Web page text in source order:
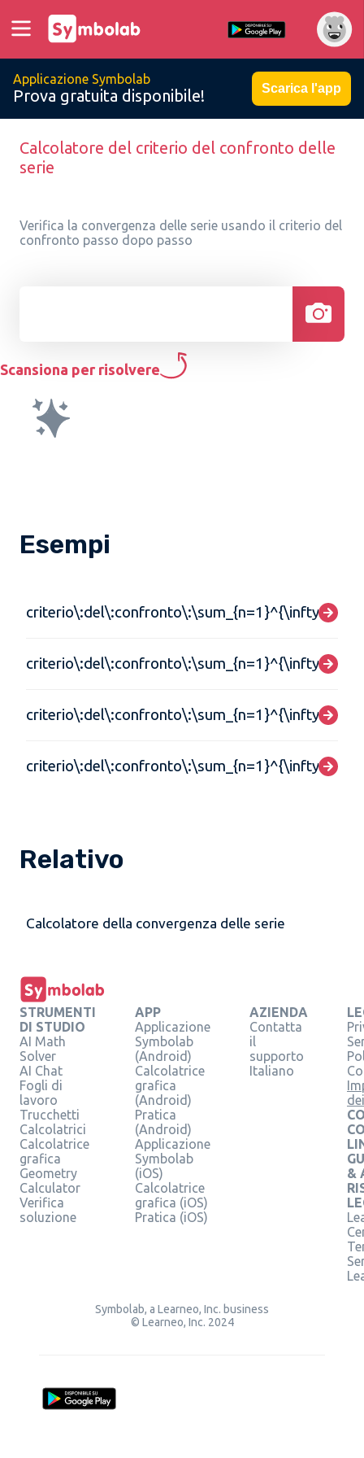
Applicazione Symbolab
Prova gratuita disponibile! Scarica l'app
Calcolatore del criterio del confronto delle
serie
Verifica la convergenza delle serie usando il criterio del
confronto passo dopo passo
Scansiona per risolvere
Esempi
Relativo
Calcolatore della convergenza delle serie
STRUMENTI
DI STUDIO
AI Math
Solver
AI Chat
Fogli di
lavoro
Trucchetti
Calcolatrici
Calcolatrice
grafica
Geometry
Calculator
Verifica
soluzione
APP
Applicazione
Symbolab
(Android)
Calcolatrice
grafica
(Android)
Pratica
(Android)
Applicazione
Symbolab
(iOS)
Calcolatrice
grafica (iOS)
Pratica (iOS)
AZIENDA
Contatta
il
supporto
Italiano
&
Symbolab, a Learneo, Inc. business
© Learneo, Inc. 2024